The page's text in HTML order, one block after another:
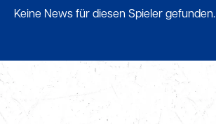
Keine News für diesen Spieler gefunden.